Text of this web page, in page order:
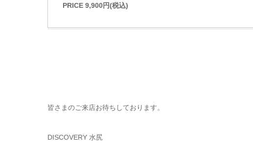
PRICE 9,900円(税込)
皆さまのご来店お待ちしております。
DISCOVERY 水尻